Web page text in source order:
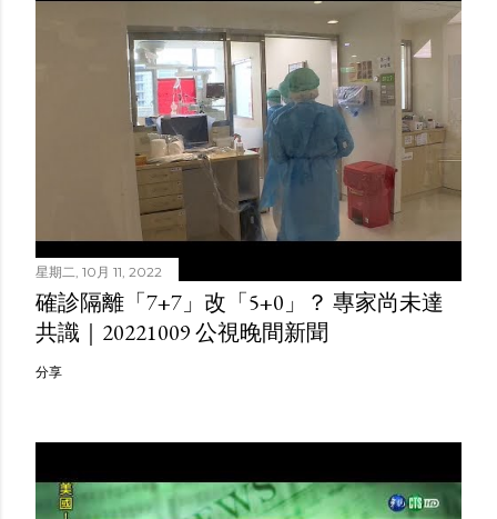
星期二, 10月 11, 2022
確診隔離「7+7」改「5+0」？ 專家尚未達
共識｜20221009 公視晚間新聞
分享